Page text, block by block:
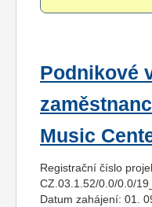
Podnikové
Music
Registrační číslo
CZ.03.1.52/0.0/0.0/
Datum zahájení: 01.